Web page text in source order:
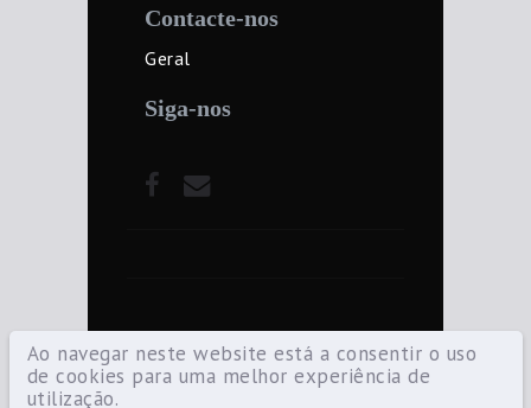
Ao navegar neste website está a consentir o uso
de cookies para uma melhor experiência de
utilização.
Contacte-nos
Geral
Siga-nos